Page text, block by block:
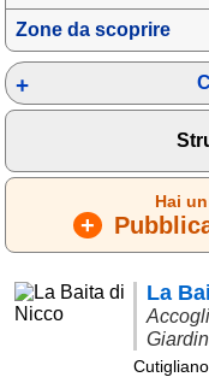
Zone da scoprire
Hai
+
La
🔍 Cerca
Trova vicino a te
➕ Inserisci annuncio
Ottenere il CIN
Eventi e cose da
➕ Segnala evento
Area riservata